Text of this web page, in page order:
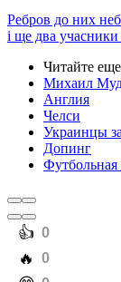
Ребров до них
і ще два
Читайте еще
Михаил
Англия
Челси
Украинцы
Допинг
️👍 0
️🔥 0